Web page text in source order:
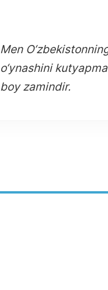
Men
o‘ynashini
boy zamindir.